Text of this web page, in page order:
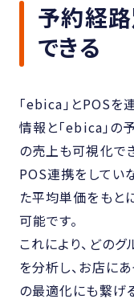
予約経
できる
「ebica」とPOSを
情報と「ebica」の
の売上も可視化で
POS連携をしてい
た平均単価をもと
可能です。
これにより、どの
を分析し、お店に
の最適化にも繋げ